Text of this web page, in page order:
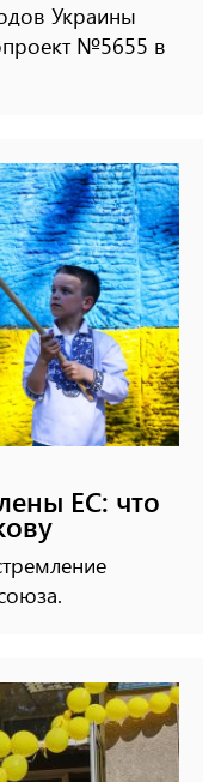
Украины
№5655 в
ЕС: что